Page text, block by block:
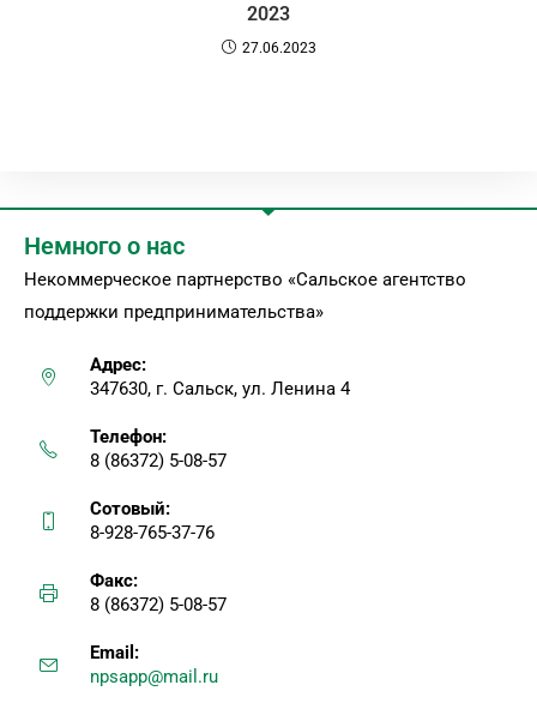
2023
27.06.2023
Немного о нас
Некоммерческое партнерство «Сальское агентство
поддержки предпринимательства»
Адрес:
347630, г. Сальск, ул. Ленина 4
Телефон:
8 (86372) 5-08-57
Сотовый:
8-928-765-37-76
Факс:
8 (86372) 5-08-57
Email:
npsapp@mail.ru